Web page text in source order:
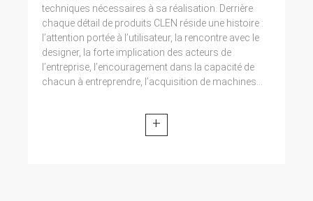
techniques nécessaires à sa réalisation. Derrière
chaque détail de produits CLEN réside une histoire :
l’attention portée à l’utilisateur, la rencontre avec le
designer, la forte implication des acteurs de
l’entreprise, l’encouragement dans la capacité de
chacun à entreprendre, l’acquisition de machines...
+